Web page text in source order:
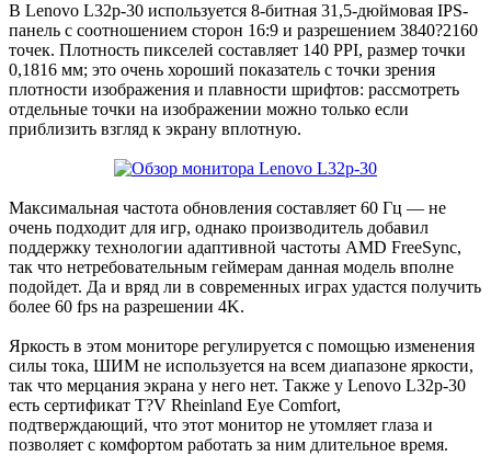
В Lenovo L32p-30 используется 8-битная 31,5-дюймовая IPS-
панель с соотношением сторон 16:9 и разрешением 3840?2160
точек. Плотность пикселей составляет 140 PPI, размер точки
0,1816 мм; это очень хороший показатель с точки зрения
плотности изображения и плавности шрифтов: рассмотреть
отдельные точки на изображении можно только если
приблизить взгляд к экрану вплотную.
Максимальная частота обновления составляет 60 Гц — не
очень подходит для игр, однако производитель добавил
поддержку технологии адаптивной частоты AMD FreeSync,
так что нетребовательным геймерам данная модель вполне
подойдет. Да и вряд ли в современных играх удастся получить
более 60 fps на разрешении 4K.
Яркость в этом мониторе регулируется с помощью изменения
силы тока, ШИМ не используется на всем диапазоне яркости,
так что мерцания экрана у него нет. Также у Lenovo L32p-30
есть сертификат T?V Rheinland Eye Comfort,
подтверждающий, что этот монитор не утомляет глаза и
позволяет с комфортом работать за ним длительное время.